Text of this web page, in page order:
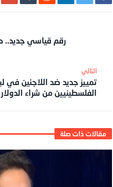
رقم قياسي جديد..
‎التالي
تمييز جديد ضد اللاجئين في
الفلسطينيين من شراء الدولار